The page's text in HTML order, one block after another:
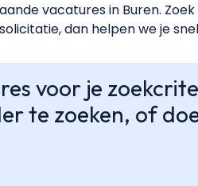
vacatures in Buren.
dan helpen we je
voor je
te zoeken, of